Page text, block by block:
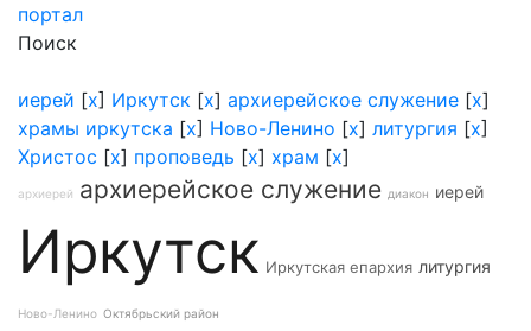
портал
Поиск
иерей [x] Иркутск [x] архиерейское служение [x]
храмы иркутска [x] Ново-Ленино [x] литургия [x]
Христос [x] проповедь [x] храм [x]
архиерей архиерейское служение диакон иерей
Иркутск Иркутская епархия литургия
Ново-Ленино Октябрьский район